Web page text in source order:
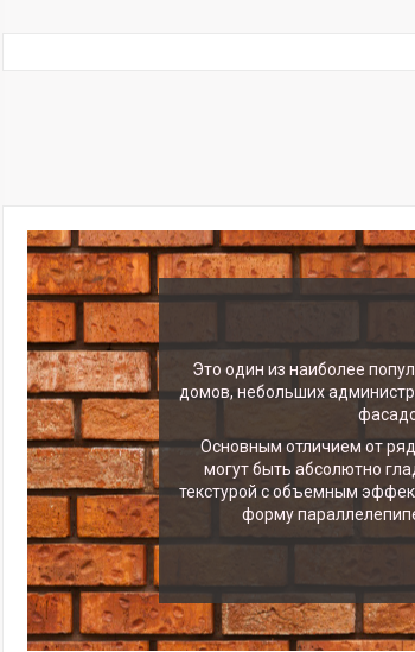
Это один из наиболее
домов, небольших
Основным отличием от
могут быть абсолютно
текстурой с объемным
форму